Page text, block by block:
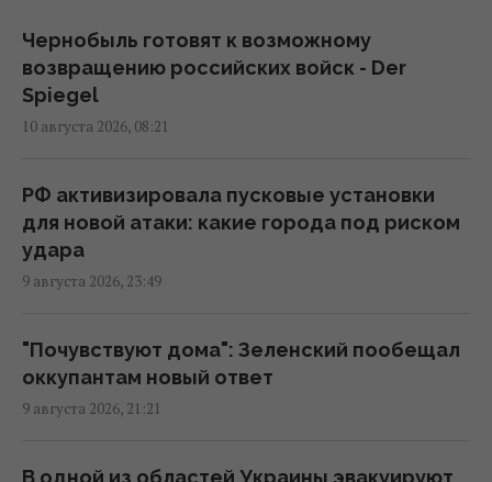
городе значительные разрушения,
пострадали 14 человек
06:36 понедельник, 10 августа 2026
ракета убила 10 членов одной семьи
02:58 понедельник, 10 августа 2026
Украина готовит Чернобыль к очередной
Spiegel
00:08 понедельник, 10 августа 2026
строительстве теплотрассы на Теремках –
Чернобыль готовят к возможному
возвращению российских войск - Der
Spiegel
10 августа 2026, 08:21
РФ активизировала пусковые установки
для новой атаки: какие города под риском
удара
9 августа 2026, 23:49
"Почувствуют дома": Зеленский пообещал
оккупантам новый ответ
9 августа 2026, 21:21
В одной из областей Украины эвакуируют